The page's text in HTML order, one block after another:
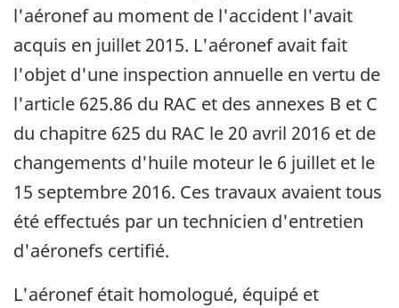
l'aéronef au moment de l'accident l'avait
acquis en juillet 2015. L'aéronef avait fait
l'objet d'une inspection annuelle en vertu de
l'article 625.86 du RAC et des annexes B et C
du chapitre 625 du RAC le 20 avril 2016 et de
changements d'huile moteur le 6 juillet et le
15 septembre 2016. Ces travaux avaient tous
été effectués par un technicien d'entretien
d'aéronefs certifié.
L'aéronef était homologué, équipé et